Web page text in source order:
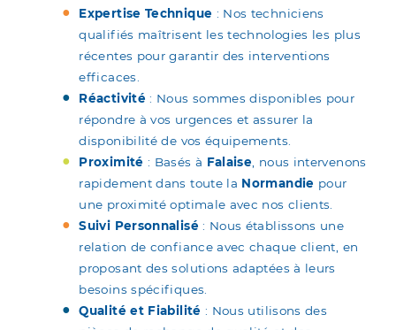
Expertise Technique : Nos techniciens
qualifiés maîtrisent les technologies les plus
récentes pour garantir des interventions
efficaces.
Réactivité : Nous sommes disponibles pour
répondre à vos urgences et assurer la
disponibilité de vos équipements.
Proximité : Basés à Falaise , nous intervenons
rapidement dans toute la Normandie pour
une proximité optimale avec nos clients.
Suivi Personnalisé : Nous établissons une
relation de confiance avec chaque client, en
proposant des solutions adaptées à leurs
besoins spécifiques.
Qualité et Fiabilité : Nous utilisons des